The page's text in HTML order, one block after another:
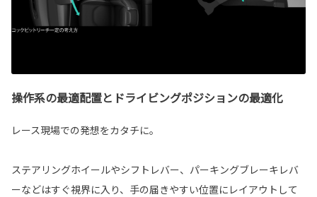
操作系の最適配置とドライビングポジションの最適化
レース現場での発想をカタチに。
ステアリングホイールやシフトレバー、パーキングブレーキレバ
ーなどはすぐ視界に入り、手の届きやすい位置にレイアウトして